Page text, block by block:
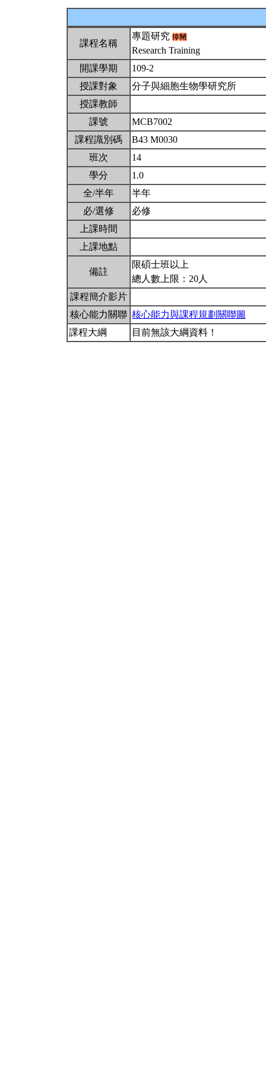
課程名稱
專題研究
Research Training
開課學期
109-2
授課對象
分子與細胞生物學研究所
授課教師
課號
MCB7002
課程識別碼
B43 M0030
班次
14
學分
1.0
全/半年
半年
必/選修
必修
上課時間
上課地點
備註
限碩士班以上
總人數上限：20人
課程簡介影片
核心能力關聯 核心能力與課程規劃關聯圖
課程大綱
目前無該大綱資料！